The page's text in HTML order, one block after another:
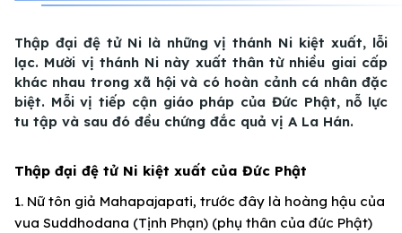
Thập đại đệ tử Ni là những vị thánh Ni kiệt xuất, lỗi
lạc. Mười vị thánh Ni này xuất thân từ nhiều giai cấp
khác nhau trong xã hội và có hoàn cảnh cá nhân đặc
biệt. Mỗi vị tiếp cận giáo pháp của Đức Phật, nỗ lực
tu tập và sau đó đều chứng đắc quả vị A La Hán.
Thập đại đệ tử Ni kiệt xuất của Đức Phật
1. Nữ tôn giả Mahapajapati, trước đây là hoàng hậu của
vua Suddhodana (Tịnh Phạn) (phụ thân của đức Phật)